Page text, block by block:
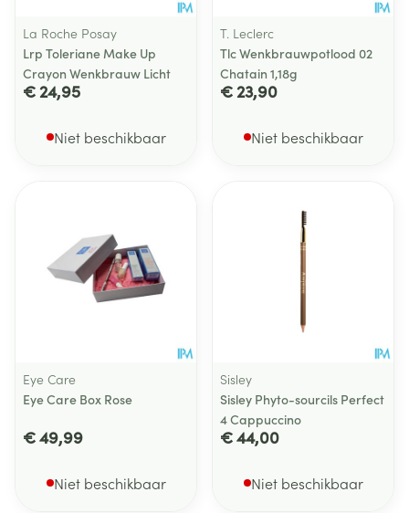
La Roche Posay
Lrp Toleriane Make Up
Crayon Wenkbrauw Licht
€ 24,95
Niet beschikbaar
T. Leclerc
Tlc Wenkbrauwpotlood 02
Chatain 1,18g
€ 23,90
Niet beschikbaar
Eye Care
Eye Care Box Rose
€ 49,99
Niet beschikbaar
Sisley
Sisley Phyto-sourcils Perfect
4 Cappuccino
€ 44,00
Niet beschikbaar